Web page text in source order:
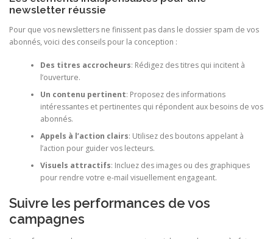
newsletter réussie
Pour que vos newsletters ne finissent pas dans le dossier spam de vos
abonnés, voici des conseils pour la conception :
Des titres accrocheurs: Rédigez des titres qui incitent à
l’ouverture.
Un contenu pertinent: Proposez des informations
intéressantes et pertinentes qui répondent aux besoins de vos
abonnés.
Appels à l’action clairs: Utilisez des boutons appelant à
l’action pour guider vos lecteurs.
Visuels attractifs: Incluez des images ou des graphiques
pour rendre votre e-mail visuellement engageant.
Suivre les performances de vos
campagnes